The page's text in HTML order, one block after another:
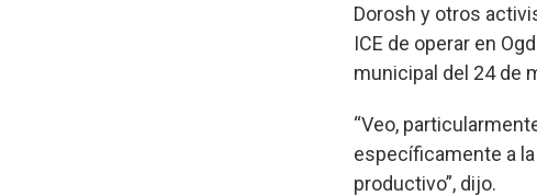
Dorosh y otros
ICE de operar en
municipal del 24 de
“Veo,
específicamente a
productivo”, dijo.